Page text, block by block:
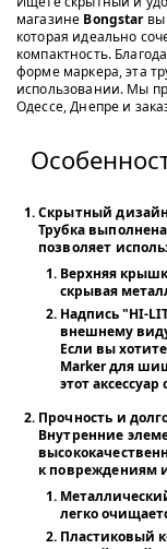
магазине Bongstarвы
которая идеально
компактность.
форме маркера, эта
использовании. Мы
Одессе, Днепре и
Скрытный дизайн
Трубка
позволяет
Верхняя
скрывая
Надпись "HI-
внешнему
Если вы хотите
Marker для
этот
Прочность и
Внутренние
к повреждениям
легко
Пластиковый